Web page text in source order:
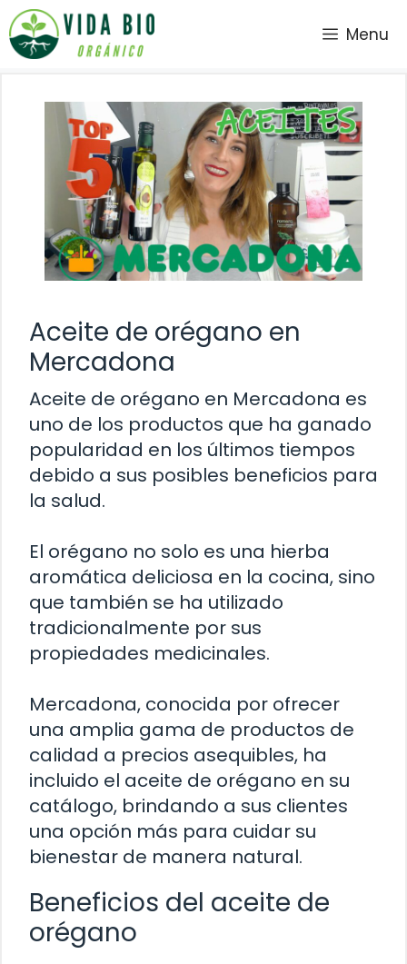
Saltar
al
contenido
Menu
Aceite de orégano en
Mercadona
Aceite de orégano en Mercadona es
uno de los productos que ha ganado
popularidad en los últimos tiempos
debido a sus posibles beneficios para
la salud.
El orégano no solo es una hierba
aromática deliciosa en la cocina, sino
que también se ha utilizado
tradicionalmente por sus
propiedades medicinales.
Mercadona, conocida por ofrecer
una amplia gama de productos de
calidad a precios asequibles, ha
incluido el aceite de orégano en su
catálogo, brindando a sus clientes
una opción más para cuidar su
bienestar de manera natural.
Beneficios del aceite de
orégano